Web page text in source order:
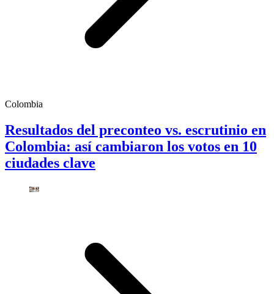
Colombia
Resultados del preconteo vs. escrutinio en
Colombia: así cambiaron los votos en 10
ciudades clave